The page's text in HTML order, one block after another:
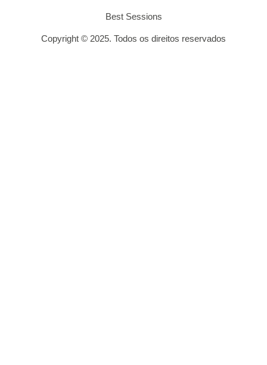
Best Sessions
Copyright © 2025. Todos os direitos reservados